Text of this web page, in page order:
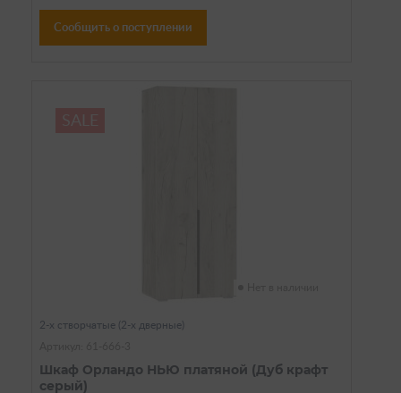
Сообщить о поступлении
2-х створчатые (2-х дверные)
Шкаф Орландо НЬЮ платяной (Дуб крафт
серый)